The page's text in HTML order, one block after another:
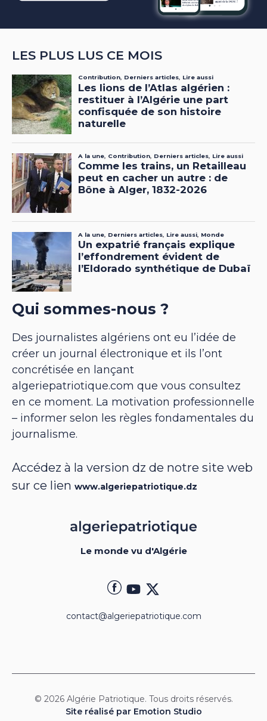
LES PLUS LUS CE MOIS
Qui sommes-nous ?
Des journalistes algériens ont eu l’idée de
créer un journal électronique et ils l’ont
concrétisée en lançant
algeriepatriotique.com que vous consultez
en ce moment. La motivation professionnelle
– informer selon les règles fondamentales du
journalisme.
Accédez à la version dz de notre site web
sur ce lien www.algeriepatriotique.dz
Le monde vu d'Algérie
contact@algeriepatriotique.com
© 2026 Algérie Patriotique. Tous droits réservés.
Site réalisé par Emotion Studio